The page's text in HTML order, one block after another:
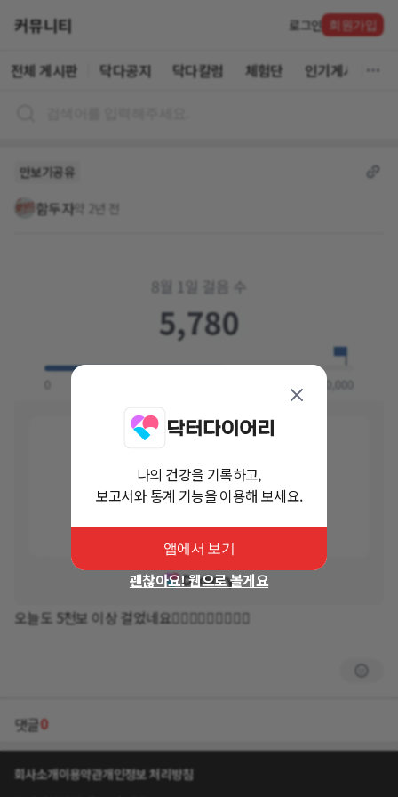
커뮤니티 로그인 회원가입
전체 게시판 닥다공지 닥다칼럼 체험단 인기게시글
만보기공유
함두자약 2년 전
오늘도 5천보 이상 걸었네요🏃🏻‍♀️🏃🏻‍♀️🏃🏻‍♀️
댓글0
회사소개이용약관개인정보 처리방침
나의 건강을 기록하고,
보고서와 통계 기능을 이용해 보세요.
앱에서 보기
괜찮아요! 웹으로 볼게요